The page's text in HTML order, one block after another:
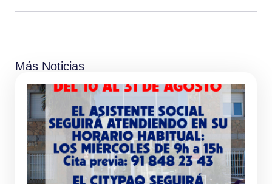
Más Noticias